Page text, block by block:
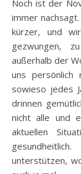
Noch ist der November gar nicht so grau, wie man es ihm
immer
kürzer, und
gezwungen,
außerhalb der
uns persönlich
sowieso jedes
drinnen
nicht alle und
aktuellen
unterstützen,